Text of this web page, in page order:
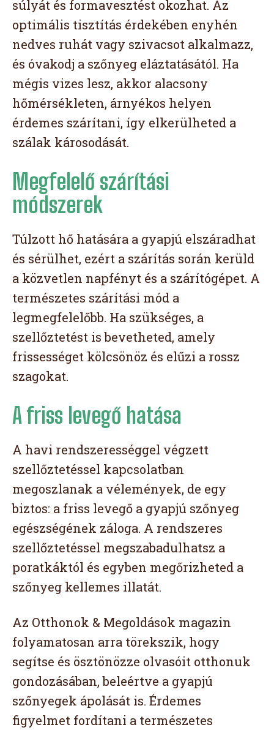
súlyát és formavesztést okozhat. Az
optimális tisztítás érdekében enyhén
nedves ruhát vagy szivacsot alkalmazz,
és óvakodj a szőnyeg eláztatásától. Ha
mégis vizes lesz, akkor alacsony
hőmérsékleten, árnyékos helyen
érdemes szárítani, így elkerülheted a
szálak károsodását.
Megfelelő szárítási
módszerek
Túlzott hő hatására a gyapjú elszáradhat
és sérülhet, ezért a szárítás során kerüld
a közvetlen napfényt és a szárítógépet. A
természetes szárítási mód a
legmegfelelőbb. Ha szükséges, a
szellőztetést is bevetheted, amely
frissességet kölcsönöz és elűzi a rossz
szagokat.
A friss levegő hatása
A havi rendszerességgel végzett
szellőztetéssel kapcsolatban
megoszlanak a vélemények, de egy
biztos: a friss levegő a gyapjú szőnyeg
egészségének záloga. A rendszeres
szellőztetéssel megszabadulhatsz a
poratkáktól és egyben megőrizheted a
szőnyeg kellemes illatát.
Az Otthonok & Megoldások magazin
folyamatosan arra törekszik, hogy
segítse és ösztönözze olvasóit otthonuk
gondozásában, beleértve a gyapjú
szőnyegek ápolását is. Érdemes
figyelmet fordítani a természetes